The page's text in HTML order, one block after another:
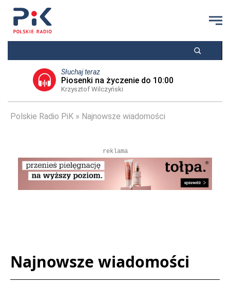
Słuchaj teraz
Piosenki na życzenie do 10:00
Krzysztof Wilczyński
Polskie Radio PiK Najnowsze wiadomości
reklama
Najnowsze wiadomości